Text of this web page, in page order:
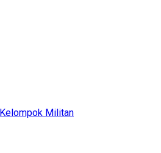
Militan